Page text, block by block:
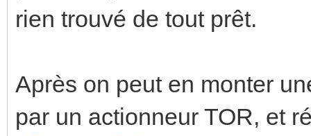
rien trouvé de tout prêt.
Après on peut en monter
par un actionneur TOR, et